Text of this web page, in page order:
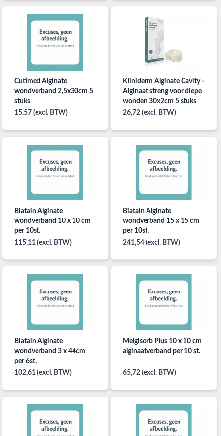
Cutimed Alginate
wondverband 2,5x30cm 5
stuks
15,57 (excl. BTW)
Kliniderm Alginate Cavity -
Alginaat streng voor diepe
wonden 30x2cm 5 stuks
26,72 (excl. BTW)
Biatain Alginate
wondverband 10 x 10 cm
per 10st.
115,11 (excl. BTW)
Biatain Alginate
wondverband 15 x 15 cm
per 10st.
241,54 (excl. BTW)
Biatain Alginate
wondverband 3 x 44cm
per 6st.
102,61 (excl. BTW)
Melgisorb Plus 10 x 10 cm
alginaatverband per 10 st.
65,72 (excl. BTW)